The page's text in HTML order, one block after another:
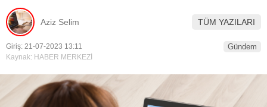
Aziz Selim TÜM YAZILARI
Giriş: 21-07-2023 13:11
Kaynak: HABER MERKEZİ
Gündem